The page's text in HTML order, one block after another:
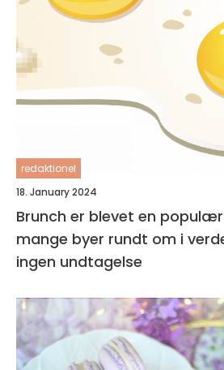
redaktionel
18. January 2024
Brunch er blevet en
mange byer rundt om i
ingen undtagelse